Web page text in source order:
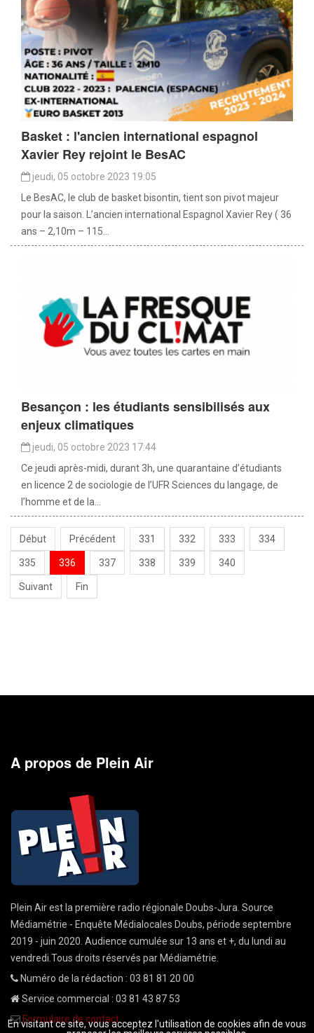
Basket : l'ancien international espagnol
Xavier Rey rejoint le BesAC
jeudi, 05 octobre 2023 19:05
Le BesAC, le club de basket bisontin, tient son pivot majeur
pour la saison. L’ancien international Espagnol Xavier Rey ( 36
ans – 2,10m – 115...
Besançon : les étudiants sensibilisés aux
enjeux climatiques
jeudi, 05 octobre 2023 17:44
Ce jeudi après-midi, durant 3h, une quarantaine d’étudiants
en licence 2 de sociologie de l’UFR Sciences du langage, de
l’homme et de la...
Début Précédent 331 332 333 334
335 336 337 338 339 340
Suivant Fin
A propos de Plein Air
Plein Air est la première radio régionale Doubs-Jura. Source
Médiamétrie - Enquête Médialocales Doubs, période septembre
2019 - juin 2020. Audience cumulée sur 13 ans et +, du lundi au
vendredi.Tous droits réservés par Médiamétrie.
Numéro de la rédaction : 03 81 81 20 00
Service commercial : 03 81 43 87 53
Formulaire de contact
En visitant ce site, vous acceptez l'utilisation de cookies afin de vous